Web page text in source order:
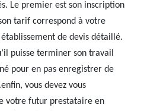
Le premier est son inscription
tarif correspond à votre
de devis détaillé.
puisse terminer son travail
pour en pas enregistrer de
vous devez vous
votre futur prestataire en